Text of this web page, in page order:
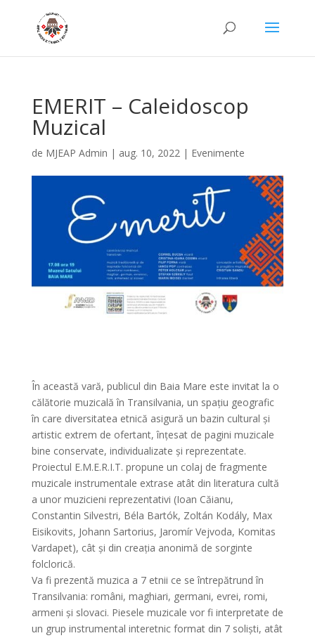
EMERIT – Caleidoscop
Muzical
de MJEAP Admin | aug. 10, 2022| Evenimente
În această vară, publicul din Baia Mare este invitat la o
călătorie muzicală în Transilvania, un spaţiu geografic
în care diversitatea etnică asigură un bazin cultural și
artistic extrem de ofertant, înţesat de pagini muzicale
bine conservate, individualizate şi reprezentate.
Proiectul E.M.E.R.I.T. propune un colaj de fragmente
muzicale instrumentale extrase atât din literatura cultă
a unor muzicieni reprezentativi (Ioan Căianu,
Constantin Silvestri, Béla Bartók, Zoltán Kodály, Max
Eisikovits, Johann Sartorius, Jaromír Vejvoda, Komitas
Vardapet), cât și din creația anonimă de sorginte
folclorică.
Va fi prezentă muzica a 7 etnii ce se întrepătrund în
Transilvania: români, maghiari, germani, evrei, romi,
armeni și slovaci. Piesele muzicale vor fi interpretate de
un grup instrumental interetnic format din 7 soliști, atât